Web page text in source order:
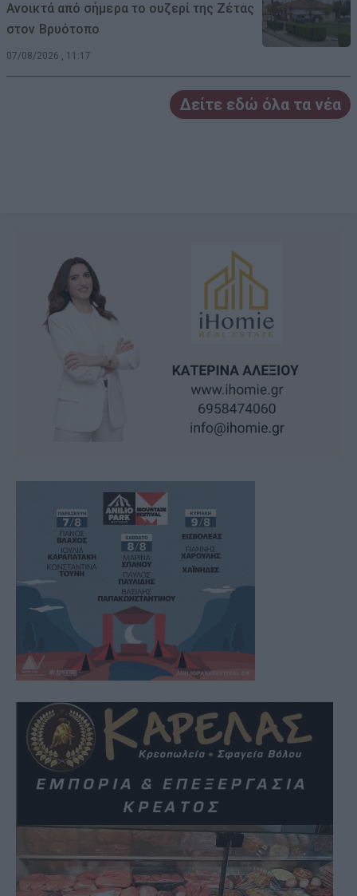
Ανοικτά από σήμερα το ουζερί της Ζέτας
στον Βρυότοπο
07/08/2026 , 11:17
Δείτε εδώ όλα τα νέα